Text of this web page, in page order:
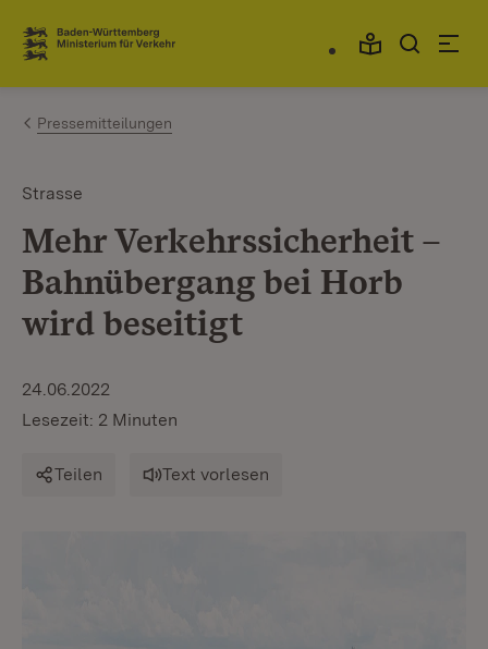
Zum Inhalt springen
Link zur Startseite
Pressemitteilungen
Strasse
Mehr Verkehrssicherheit –
Bahnübergang bei Horb
wird beseitigt
24.06.2022
Lesezeit: 2 Minuten
Teilen Text vorlesen